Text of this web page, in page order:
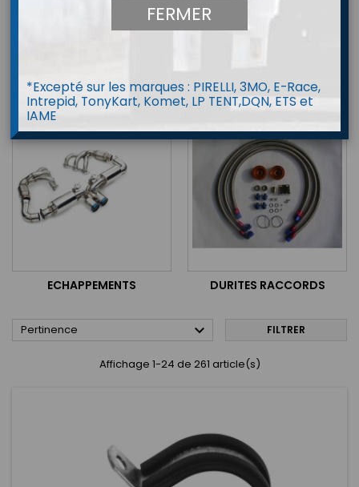
CIRCUIT D'HUILE REFROIDISSEMENT
ECHAPPEMENTS DURITES RACCORDS
Pertinence  FILTRER
Affichage 1-24 de 261 article(s)
FERMER
*Excepté sur les marques : PIRELLI, 3MO, E-Race,
Intrepid, TonyKart, Komet, LP TENT,DQN, ETS et
IAME